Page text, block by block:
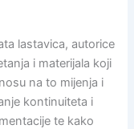
lastavica, autorice
i materijala koji
na to mijenja i
kontinuiteta i
te kako